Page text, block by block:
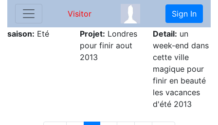
Visitor Sign In
saison: Eté Projet: Londres
pour finir aout
2013
Detail: un
week-end dans
cette ville
magique pour
finir en beauté
les vacances
d'été 2013